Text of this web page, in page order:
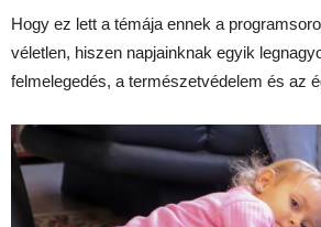
Hogy ez lett a témája ennek a
véletlen, hiszen napjainknak egyik
felmelegedés, a természetvédelem és az